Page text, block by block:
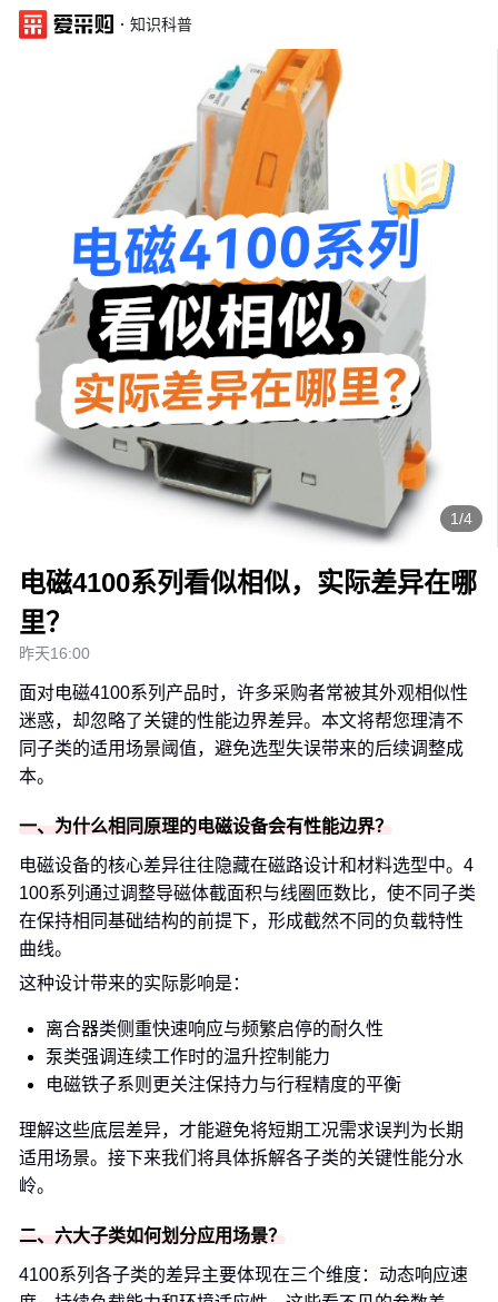
· 知识科普
1/4
电磁4100系列看似相似，实际差异在哪
里？
昨天16:00
面对电磁4100系列产品时，许多采购者常被其外观相似性
迷惑，却忽略了关键的性能边界差异。本文将帮您理清不
同子类的适用场景阈值，避免选型失误带来的后续调整成
本。
一、为什么相同原理的电磁设备会有性能边界？
电磁设备的核心差异往往隐藏在磁路设计和材料选型中。4
100系列通过调整导磁体截面积与线圈匝数比，使不同子类
在保持相同基础结构的前提下，形成截然不同的负载特性
曲线。
这种设计带来的实际影响是：
离合器类侧重快速响应与频繁启停的耐久性
泵类强调连续工作时的温升控制能力
电磁铁子系则更关注保持力与行程精度的平衡
理解这些底层差异，才能避免将短期工况需求误判为长期
适用场景。接下来我们将具体拆解各子类的关键性能分水
岭。
二、六大子类如何划分应用场景？
4100系列各子类的差异主要体现在三个维度：动态响应速